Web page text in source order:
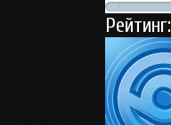
Рейтинг: